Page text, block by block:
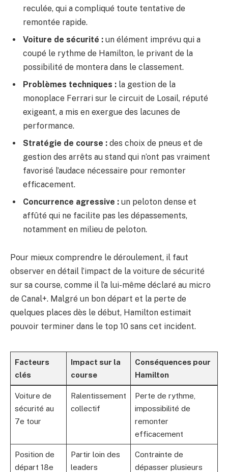
reculée, qui a compliqué toute tentative de
remontée rapide.
Voiture de sécurité : un élément imprévu qui a
coupé le rythme de Hamilton, le privant de la
possibilité de montera dans le classement.
Problèmes techniques : la gestion de la
monoplace Ferrari sur le circuit de Losail, réputé
exigeant, a mis en exergue des lacunes de
performance.
Stratégie de course : des choix de pneus et de
gestion des arrêts au stand qui n’ont pas vraiment
favorisé l’audace nécessaire pour remonter
efficacement.
Concurrence agressive : un peloton dense et
affûté qui ne facilite pas les dépassements,
notamment en milieu de peloton.
Pour mieux comprendre le déroulement, il faut
observer en détail l’impact de la voiture de sécurité
sur sa course, comme il l’a lui-même déclaré au micro
de Canal+. Malgré un bon départ et la perte de
quelques places dès le début, Hamilton estimait
pouvoir terminer dans le top 10 sans cet incident.
Facteurs
clés
Impact sur la
course
Conséquences pour
Hamilton
Voiture de
sécurité au
7e tour
Ralentissement
collectif
Perte de rythme,
impossibilité de
remonter
efficacement
Position de
départ 18e
Partir loin des
leaders
Contrainte de
dépasser plusieurs